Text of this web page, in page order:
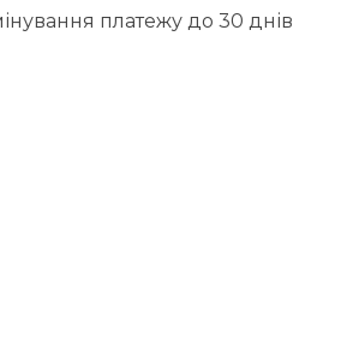
платежу до 30 днів